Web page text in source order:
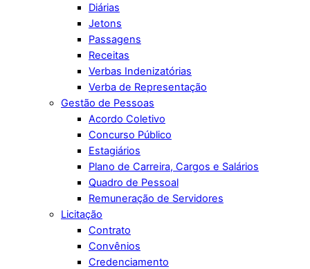
Diárias
Jetons
Passagens
Receitas
Verbas Indenizatórias
Verba de Representação
Gestão de Pessoas
Acordo Coletivo
Concurso Público
Estagiários
Plano de Carreira, Cargos e Salários
Quadro de Pessoal
Remuneração de Servidores
Licitação
Contrato
Convênios
Credenciamento